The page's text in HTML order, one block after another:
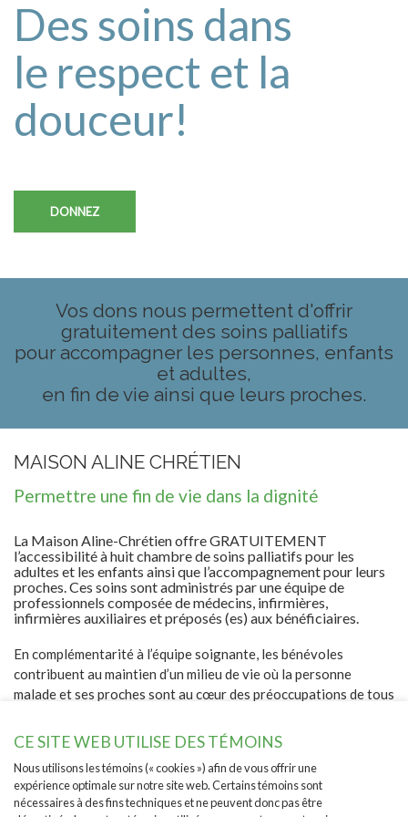
MAISON ALINE CHRÉTIEN
Permettre une fin de vie dans la dignité
La Maison Aline-Chrétien offre GRATUITEMENT
l’accessibilité à huit chambre de soins palliatifs pour les
adultes et les enfants ainsi que l’accompagnement pour leurs
proches. Ces soins sont administrés par une équipe de
professionnels composée de médecins, infirmières,
infirmières auxiliaires et préposés (es) aux bénéficiaires.
En complémentarité à l’équipe soignante, les bénévoles
contribuent au maintien d’un milieu de vie où la personne
malade et ses proches sont au cœur des préoccupations de tous
La Maison Aline-Chrétien accueille les personnes qui
répondent aux critères suivants: Les personnes ont un
pronostic de vie de moins de 2 mois, connaissent ce pronostic
et savent que les soins qui leur seront offerts sont d’ordre
Des soins dans
le respect et la
douceur!
DONNEZ
Vos dons nous permettent d'offrir
gratuitement des soins palliatifs
pour accompagner les personnes, enfants
et adultes,
en fin de vie ainsi que leurs proches.
CE SITE WEB UTILISE DES TÉMOINS
Nous utilisons les témoins (« cookies ») afin de vous offrir une
expérience optimale sur notre site web. Certains témoins sont
nécessaires à des fins techniques et ne peuvent donc pas être